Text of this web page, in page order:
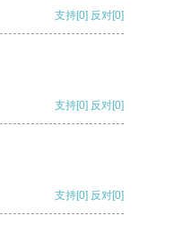
支持[0] 反对[0]
支持[0] 反对[0]
支持[0] 反对[0]